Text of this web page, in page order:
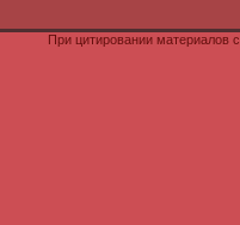
При цитировании материалов